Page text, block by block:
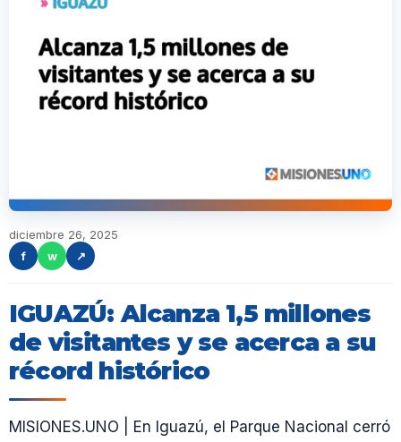
diciembre 26, 2025
f
w ↗
IGUAZÚ: Alcanza 1,5 millones
de visitantes y se acerca a su
récord histórico
MISIONES.UNO | En Iguazú, el Parque Nacional cerró